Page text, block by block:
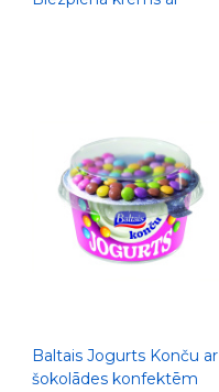
Baltais Jogurts Konču ar
šokolādes konfektēm